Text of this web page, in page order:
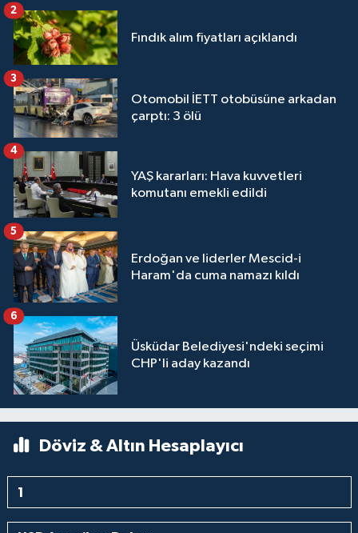
Fındık alım fiyatları açıklandı
2
Otomobil İETT otobüsüne arkadan
çarptı: 3 ölü
3
YAŞ kararları: Hava kuvvetleri
komutanı emekli edildi
4
Erdoğan ve liderler Mescid-i
Haram'da cuma namazı kıldı
5
Üsküdar Belediyesi'ndeki seçimi
CHP'li aday kazandı
6
Döviz & Altın Hesaplayıcı